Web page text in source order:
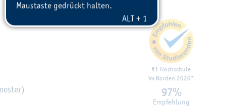
#1 Hoch­schu­le
im Nor­den 2026*
97%
Emp­feh­lung